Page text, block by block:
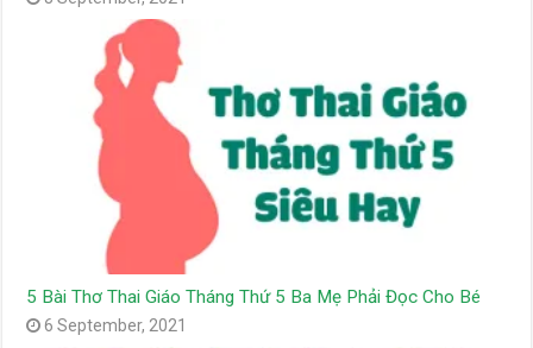
5 Bài Thơ Thai Giáo Tháng Thứ 5 Ba Mẹ Phải Đọc Cho Bé
6 September, 2021